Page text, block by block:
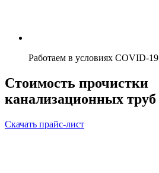
Работаем в условиях COVID-19
Стоимость прочистки
канализационных труб
Скачать прайс-лист